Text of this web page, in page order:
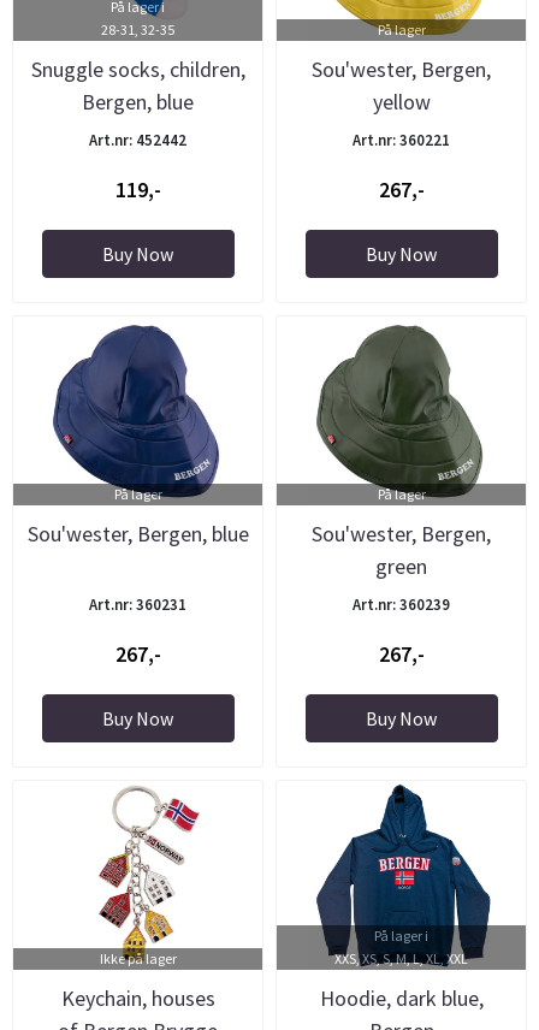
På lager i
28-31, 32-35
Snuggle socks, children,
Bergen, blue
Art.nr: 452442
119,-
Buy Now
På lager
Sou'wester, Bergen,
yellow
Art.nr: 360221
267,-
Buy Now
På lager
Sou'wester, Bergen, blue
Art.nr: 360231
267,-
Buy Now
På lager
Sou'wester, Bergen,
green
Art.nr: 360239
267,-
Buy Now
Ikke på lager
Keychain, houses
På lager i
XXS, XS, S, M, L, XL, XXL
Hoodie, dark blue,